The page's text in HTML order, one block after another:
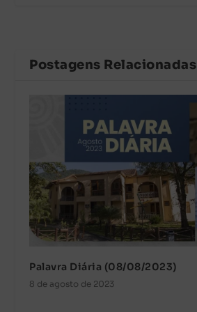
Postagens Relacionadas
Palavra Diária (08/08/2023)
8 de agosto de 2023